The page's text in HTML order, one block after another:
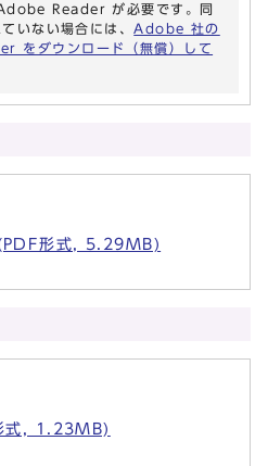
Reader が必要です。同
いない場合には、 Adobe 社の
をダウンロード（無償）して
形式, 5.29MB)
式, 1.23MB)